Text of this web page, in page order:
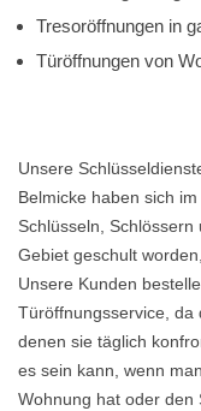
Tresoröffnungen in
Türöffnungen von
Unsere
Belmicke haben sich
Schlüsseln,
Gebiet geschult
Unsere Kunden
Türöffnungsservice, da
denen sie täglich
es sein kann, wenn
Wohnung hat oder den